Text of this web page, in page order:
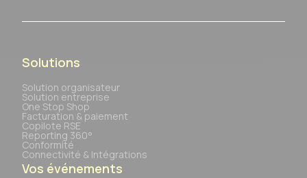
Solutions
Solution organisateur
Solution entreprise
One Stop Shop
Facturation & paiement
Copilote RSE
Reporting 360°
Conformité
Connectivité & Intégrations
Vos événements